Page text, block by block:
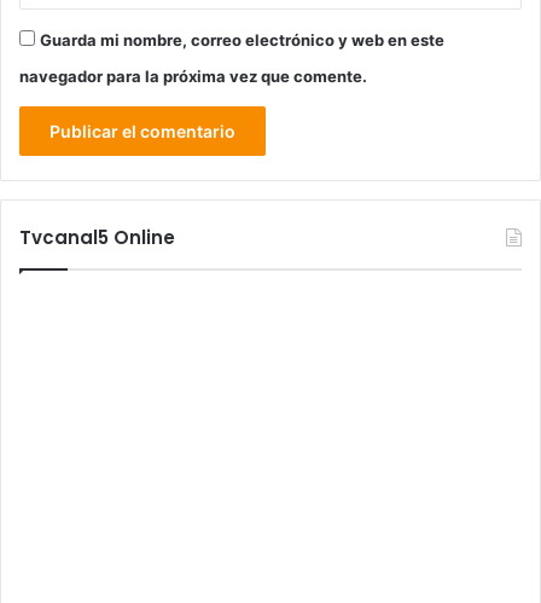
Guarda mi nombre, correo electrónico y web en este
navegador para la próxima vez que comente.
Tvcanal5 Online